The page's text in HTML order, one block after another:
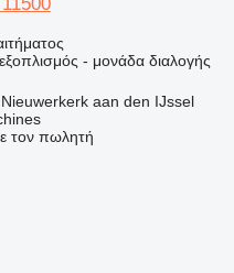
- μονάδα διαλογής
Nieuwerkerk aan den IJssel
τον πωλητή